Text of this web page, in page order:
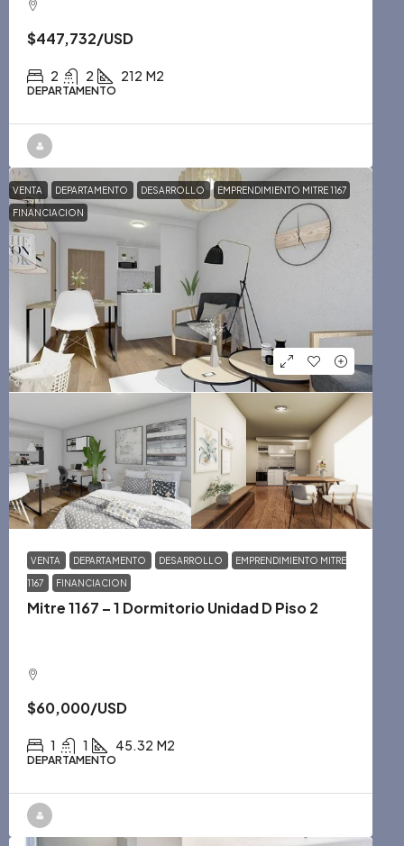
$447,732/USD
2 2 212 M2
DEPARTAMENTO
VENTA DEPARTAMENTO DESARROLLO EMPRENDIMIENTO MITRE 1167
FINANCIACION
VENTA DEPARTAMENTO DESARROLLO EMPRENDIMIENTO MITRE
1167 FINANCIACION
Mitre 1167 – 1 Dormitorio Unidad D Piso 2
$60,000/USD
1 1 45.32 M2
DEPARTAMENTO